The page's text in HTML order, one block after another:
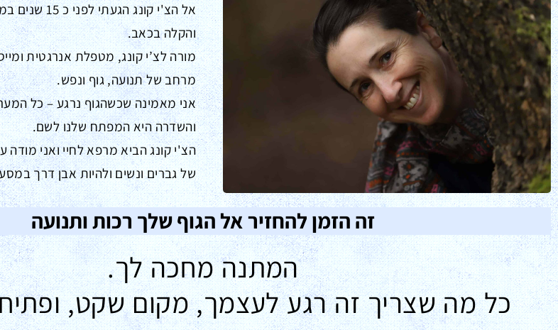
אל הצ'י קונג
והקלה בכאב.
מורה לצ’י קונג, מטפלת אנרגטית
מרחב של תנועה, גוף ונפש.
אני מאמינה שכשהגוף נרגע – כל
והשדרה היא המפתח שלנו לשם.
הצ'י קונג הביא מרפא לחיי ואני מודה
של גברים ונשים ולהיות אבן דרך
זה הזמן להחזיר אל הגוף שלך רכות ותנועה
המתנה מחכה לך.
כל מה שצריך זה רגע לעצמך, מקום שקט,